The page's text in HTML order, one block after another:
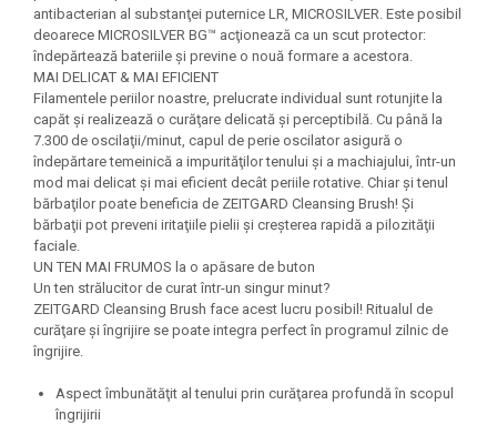
antibacterian al substanţei puternice LR, MICROSILVER. Este posibil
deoarece MICROSILVER BG™ acţionează ca un scut protector:
îndepărtează bateriile şi previne o nouă formare a acestora.
MAI DELICAT & MAI EFICIENT
Filamentele periilor noastre, prelucrate individual sunt rotunjite la
capăt şi realizează o curăţare delicată şi perceptibilă. Cu până la
7.300 de oscilaţii/minut, capul de perie oscilator asigură o
îndepărtare temeinică a impurităţilor tenului şi a machiajului, într-un
mod mai delicat şi mai eficient decât periile rotative. Chiar şi tenul
bărbaţilor poate beneficia de ZEITGARD Cleansing Brush! Şi
bărbaţii pot preveni iritaţiile pielii şi creşterea rapidă a pilozităţii
faciale.
UN TEN MAI FRUMOS la o apăsare de buton
Un ten strălucitor de curat într-un singur minut?
ZEITGARD Cleansing Brush face acest lucru posibil! Ritualul de
curăţare şi îngrijire se poate integra perfect în programul zilnic de
îngrijire.
Aspect îmbunătăţit al tenului prin curăţarea profundă în scopul
îngrijirii